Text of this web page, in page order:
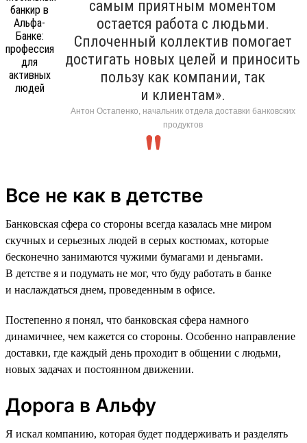
самым приятным моментом
остается работа с людьми.
Сплоченный коллектив помогает
достигать новых целей и приносить
пользу как компании, так
и клиентам».
Антон Остапенко, начальник отдела доставки банковских
продуктов
Все не как в детстве
Банковская сфера со стороны всегда казалась мне миром
скучных и серьезных людей в серых костюмах, которые
бесконечно занимаются чужими бумагами и деньгами.
В детстве я и подумать не мог, что буду работать в банке
и наслаждаться днем, проведенным в офисе.
Постепенно я понял, что банковская сфера намного
динамичнее, чем кажется со стороны. Особенно направление
доставки, где каждый день проходит в общении с людьми,
новых задачах и постоянном движении.
Дорога в Альфу
Я искал компанию, которая будет поддерживать и разделять